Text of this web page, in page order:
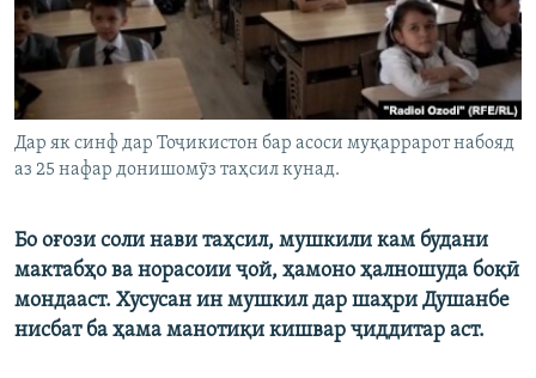
Ҳамаи сомонаҳои RFE/RL
Дар як синф дар Тоҷикистон бар асоси муқаррарот набояд
аз 25 нафар донишомӯз таҳсил кунад.
Бо оғози соли нави таҳсил, мушкили кам будани
мактабҳо ва норасоии ҷой, ҳамоно ҳалношуда боқӣ
мондааст. Хусусан ин мушкил дар шаҳри Душанбе
нисбат ба ҳама манотиқи кишвар ҷиддитар аст.